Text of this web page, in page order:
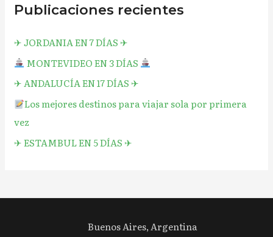
Publicaciones recientes
✈︎ JORDANIA EN 7 DÍAS ✈︎
MONTEVIDEO EN 3 DÍAS
✈︎ ANDALUCÍA EN 17 DÍAS ✈︎
Los mejores destinos para viajar sola por primera
vez
✈︎ ESTAMBUL EN 5 DÍAS ✈︎
Buenos Aires, Argentina